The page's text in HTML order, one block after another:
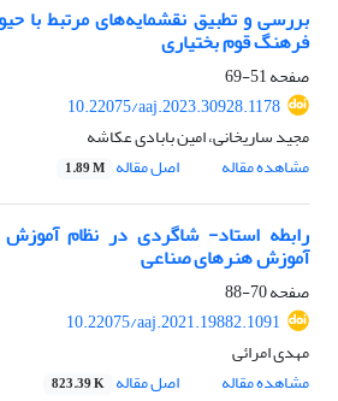
بررسی و تطبیق نقشمایه‌های مرتبط با
فرهنگ قوم بختیاری
صفحه51-69
10.22075/aaj.2023.30928.1178
مجید ساریخانی، امین بابادی عکاشه
مشاهده مقاله
اصل مقاله 1.89 M
رابطه استاد- شاگردی در نظام
آموزش هنرهای صناعی
صفحه70-88
10.22075/aaj.2021.19882.1091
مهدی امرائی
مشاهده مقاله
اصل مقاله 823.39 K